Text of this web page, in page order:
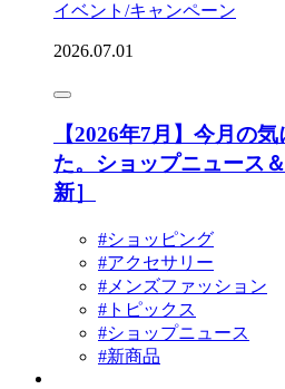
イベント/キャンペーン
2026.07.01
【2026年7月】今月の
た。ショップニュース
新］
#ショッピング
#アクセサリー
#メンズファッション
#トピックス
#ショップニュース
#新商品